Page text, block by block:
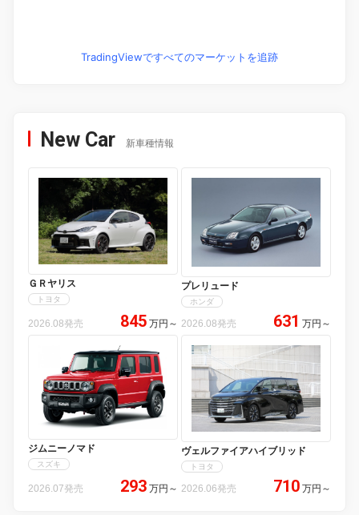
TradingViewですべてのマーケットを追跡
New Car 新車種情報
ＧＲヤリス
トヨタ
2026.08発売 845 万円 ～
プレリュード
ホンダ
2026.08発売 631 万円 ～
ジムニーノマド
スズキ
2026.07発売 293 万円 ～
ヴェルファイアハイブリッド
トヨタ
2026.06発売 710 万円 ～